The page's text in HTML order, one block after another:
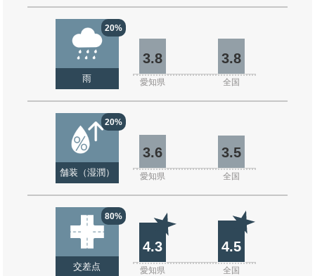
20%
雨
3.8 3.8
愛知県 全国
20%
舗装（湿潤）
3.6 3.5
愛知県 全国
80%
交差点
4.3 4.5
愛知県 全国